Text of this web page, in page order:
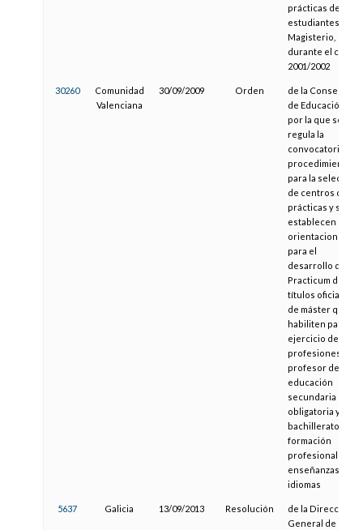
prácticas de los
estudiantes de
Magisterio,
durante el curso
2001/2002
30260
Comunidad
Valenciana
30/09/2009 Orden
de la Conselleria
de Educación,
por la que se
regula la
convocatoria y el
procedimiento
para la selección
de centros de
prácticas y se
establecen
orientaciones
para el
desarrollo del
Practicum de los
títulos oficiales
de máster que
habiliten para el
ejercicio de las
profesiones de
profesor de
educación
secundaria
obligatoria y
bachillerato,
formación
profesional y
enseñanzas de
idiomas
5637 Galicia 13/09/2013 Resolución
de la Dirección
General de